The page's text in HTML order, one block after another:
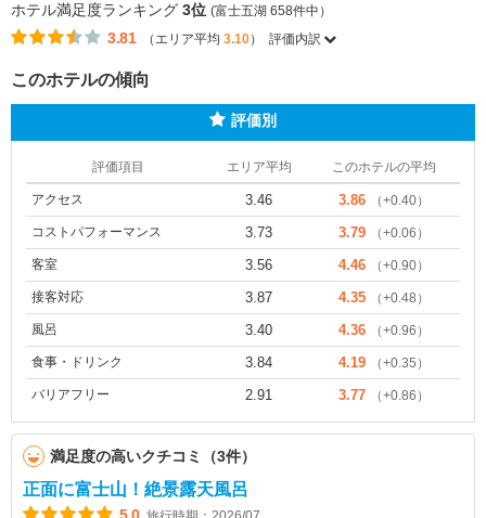
ホテル満足度ランキング 3位 (富士五湖 658件中）
3.81 （エリア平均 3.10） 評価内訳
このホテルの傾向
評価別
評価項目 エリア平均 このホテルの平均
アクセス 3.46 3.86 （+0.40）
コストパフォーマンス 3.73 3.79 （+0.06）
客室 3.56 4.46 （+0.90）
接客対応 3.87 4.35 （+0.48）
風呂 3.40 4.36 （+0.96）
食事・ドリンク 3.84 4.19 （+0.35）
バリアフリー 2.91 3.77 （+0.86）
満足度の高いクチコミ（3件）
正面に富士山！絶景露天風呂